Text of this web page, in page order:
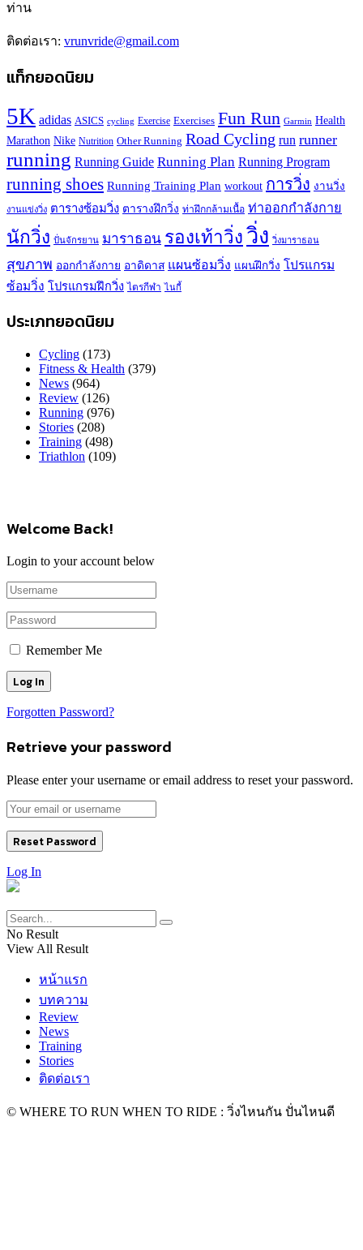
ท่าน
ติดต่อเรา: vrunvride@gmail.com
แท็กยอดนิยม
5K adidas ASICS cycling Exercise Exercises Fun Run Garmin Health
Marathon Nike Nutrition Other Running Road Cycling run runner
running Running Guide Running Plan Running Program
running shoes Running Training Plan workout การวิ่ง งานวิ่ง
งานแข่งวิ่ง ตารางซ้อมวิ่ง ตารางฝึกวิ่ง ท่าฝึกกล้ามเนื้อ ท่าออกกำลังกาย
นักวิ่ง ปั่นจักรยาน มาราธอน รองเท้าวิ่ง วิ่ง วิ่งมาราธอน
สุขภาพ ออกกำลังกาย อาดิดาส แผนซ้อมวิ่ง แผนฝึกวิ่ง โปรแกรม
ซ้อมวิ่ง โปรแกรมฝึกวิ่ง ไตรกีฬา ไนกี้
ประเภทยอดนิยม
Cycling (173)
Fitness & Health (379)
News (964)
Review (126)
Running (976)
Stories (208)
Training (498)
Triathlon (109)
Welcome Back!
Login to your account below
Remember Me
Forgotten Password?
Retrieve your password
Please enter your username or email address to reset your password.
Log In
No Result
View All Result
หน้าแรก
บทความ
Review
News
Training
Stories
ติดต่อเรา
© WHERE TO RUN WHEN TO RIDE : วิ่งไหนกัน ปั่นไหนดี